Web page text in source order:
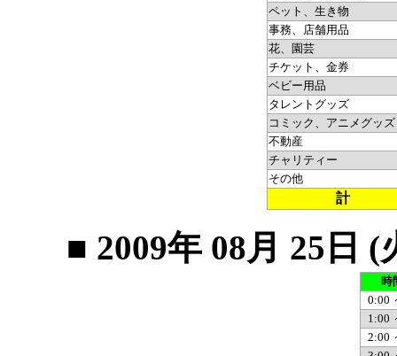
ペット、生き物
事務、店舗用品
花、園芸
チケット、金券
ベビー用品
タレントグッズ
コミック、アニメグッズ
不動産
チャリティー
その他
計
■ 2009年 08月 25日
時
0:00
1:00
2:00